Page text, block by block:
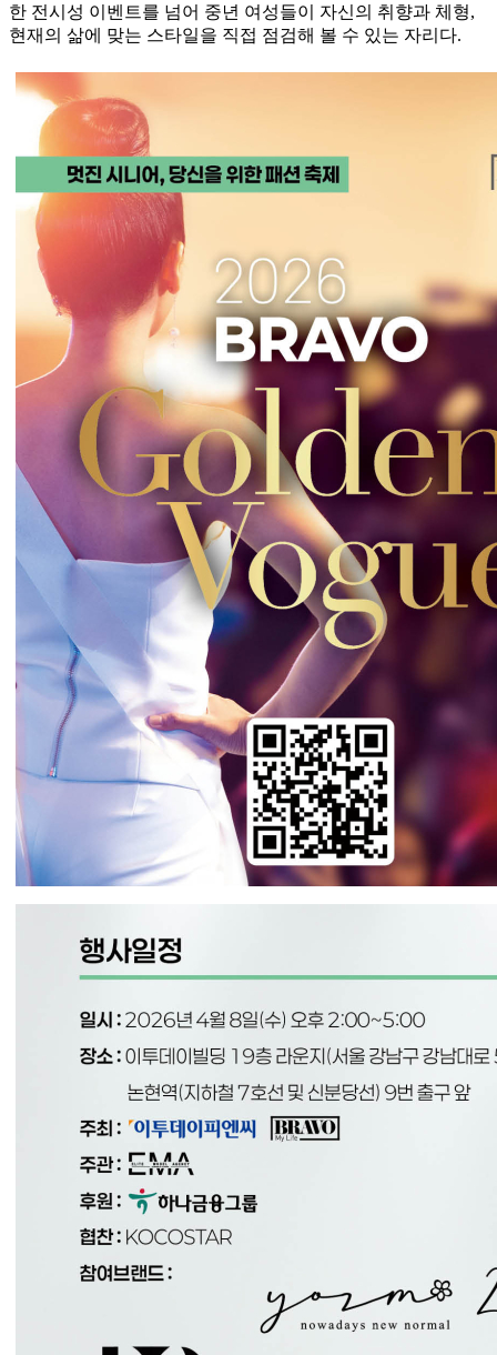
한 전시성 이벤트를 넘어 중년 여성들이 자신의 취향과 체형,
현재의 삶에 맞는 스타일을 직접 점검해 볼 수 있는 자리다.